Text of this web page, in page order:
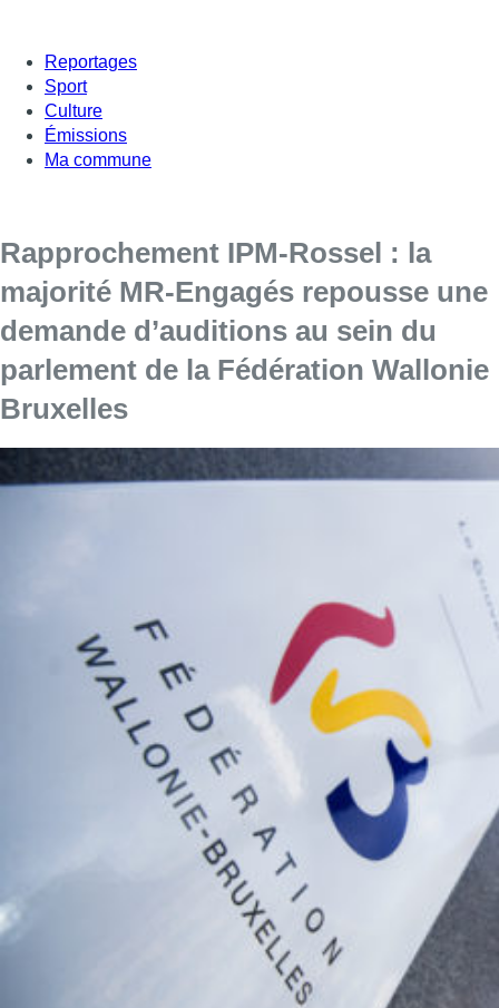
Reportages
Sport
Culture
Émissions
Ma commune
Rapprochement IPM-Rossel : la
majorité MR-Engagés repousse une
demande d’auditions au sein du
parlement de la Fédération Wallonie
Bruxelles